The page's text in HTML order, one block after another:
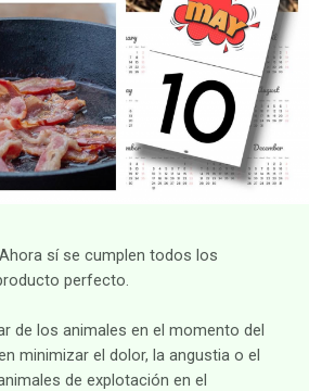
sí se cumplen todos los
perfecto.
de los animales en el momento del
minimizar el dolor, la angustia o el
de explotación en el